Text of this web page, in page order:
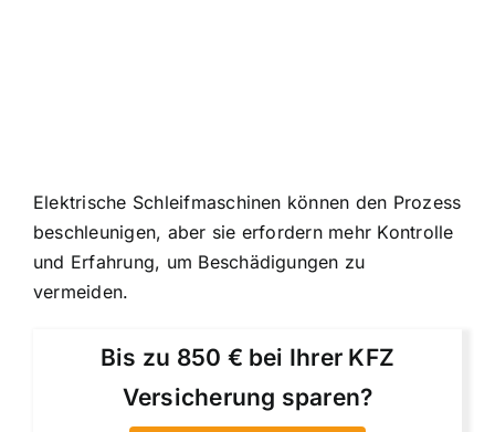
Elektrische Schleifmaschinen können den Prozess
beschleunigen, aber sie erfordern mehr Kontrolle
und Erfahrung, um Beschädigungen zu
vermeiden.
Bis zu 850 € bei Ihrer KFZ
Versicherung sparen?